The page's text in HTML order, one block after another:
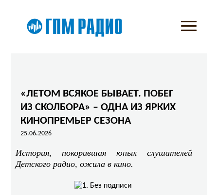
«ЛЕТОМ ВСЯКОЕ БЫВАЕТ. ПОБЕГ
ИЗ СКОЛБОРА» – ОДНА ИЗ ЯРКИХ
КИНОПРЕМЬЕР СЕЗОНА
25.06.2026
История, покорившая юных слушателей
Детского радио, ожила в кино.